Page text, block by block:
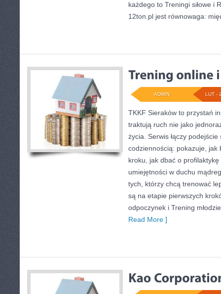
każdego to Treningi siłowe i
12ton.pl jest równowaga:
LUT -
ADMIN
TKKF Sieraków to przystań
traktują ruch nie jako
życia. Serwis łączy
codziennością: pokazuje, jak
kroku, jak dbać o
umiejętności w duchu
tych, którzy chcą trenować
są na etapie pierwszych
odpoczynek i Trening
Read More ]